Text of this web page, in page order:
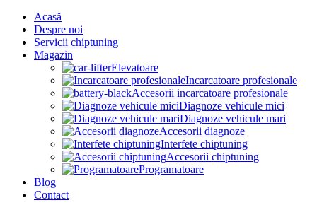
Acasă
Despre noi
Servicii chiptuning
Magazin
Elevatoare
Incarcatoare profesionale
Accesorii incarcatoare profesionale
Diagnoze vehicule mici
Diagnoze vehicule mari
Accesorii diagnoze
Interfete chiptuning
Accesorii chiptuning
Programatoare
Blog
Contact